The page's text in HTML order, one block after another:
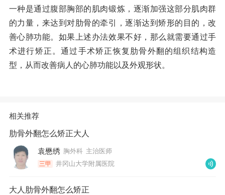
一种是通过腹部胸部的肌肉锻炼，逐渐加强这部分肌肉群
的力量，来达到对肋骨的牵引，逐渐达到矫形的目的，改
善心肺功能。如果上述办法效果不好，那么就需要通过手
术进行矫正。通过手术矫正恢复肋骨外翻的组织结构造
型，从而改善病人的心肺功能以及外观形状。
相关推荐
肋骨外翻怎么矫正大人
袁懋绣 胸外科 主治医师
三甲 井冈山大学附属医院
大人肋骨外翻怎么矫正